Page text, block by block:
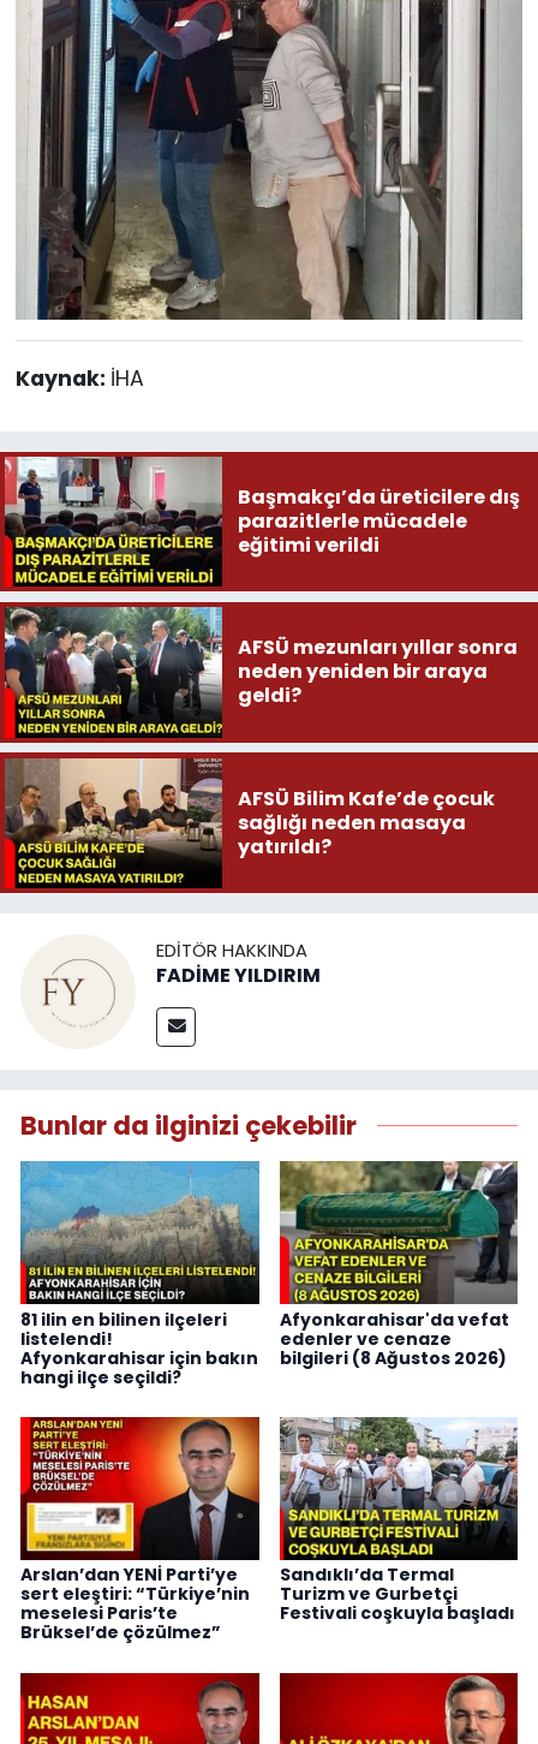
Kaynak: İHA
Başmakçı’da üreticilere dış
parazitlerle mücadele
eğitimi verildi
AFSÜ mezunları yıllar sonra
neden yeniden bir araya
geldi?
AFSÜ Bilim Kafe’de çocuk
sağlığı neden masaya
yatırıldı?
EDITÖR HAKKINDA
FADİME YILDIRIM
Bunlar da ilginizi çekebilir
81 ilin en bilinen ilçeleri
listelendi!
Afyonkarahisar için bakın
hangi ilçe seçildi?
Afyonkarahisar'da vefat
edenler ve cenaze
bilgileri (8 Ağustos 2026)
Arslan’dan YENİ Parti’ye
sert eleştiri: “Türkiye’nin
meselesi Paris’te
Brüksel’de çözülmez”
Sandıklı’da Termal
Turizm ve Gurbetçi
Festivali coşkuyla başladı